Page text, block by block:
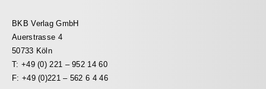
BKB Verlag GmbH
Auerstrasse 4
50733 Köln
T: +49 (0) 221 – 952 14 60
F: +49 (0)221 – 562 6 4 46